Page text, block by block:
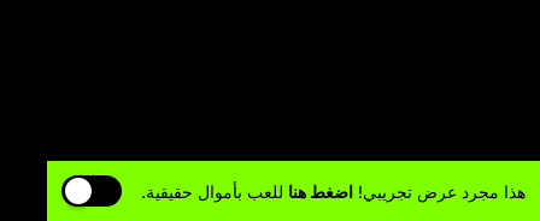
هذا مجرد عرض تجريبي! اضغط هنا للعب بأموال حقيقية.